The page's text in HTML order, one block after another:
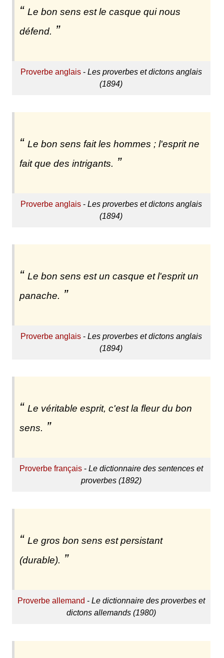
Le bon sens est le casque qui nous
défend.
Proverbe anglais- Les proverbes et dictons anglais
(1894)
Le bon sens fait les hommes ; l'esprit ne
fait que des intrigants.
Proverbe anglais- Les proverbes et dictons anglais
(1894)
Le bon sens est un casque et l'esprit un
panache.
Proverbe anglais- Les proverbes et dictons anglais
(1894)
Le véritable esprit, c'est la fleur du bon
sens.
Proverbe français- Le dictionnaire des sentences et
proverbes (1892)
Le gros bon sens est persistant
(durable).
Proverbe allemand - Le dictionnaire des proverbes et
dictons allemands (1980)